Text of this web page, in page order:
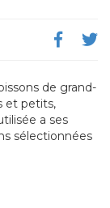
de grand-
et petits,
a ses
sélectionnées